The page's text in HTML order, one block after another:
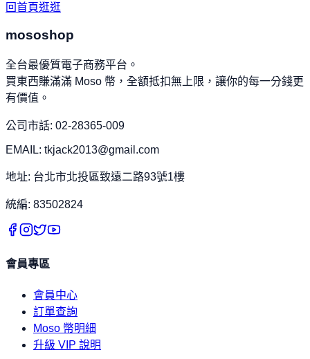
回首頁逛逛
mososhop
全台最優質電子商務平台。
買東西賺滿滿 Moso 幣，全額抵扣無上限，讓你的每一分錢更
有價值。
公司市話: 02-28365-009
EMAIL: tkjack2013@gmail.com
地址: 台北市北投區致遠二路93號1樓
統編: 83502824
會員專區
會員中心
訂單查詢
Moso 幣明細
升級 VIP 說明